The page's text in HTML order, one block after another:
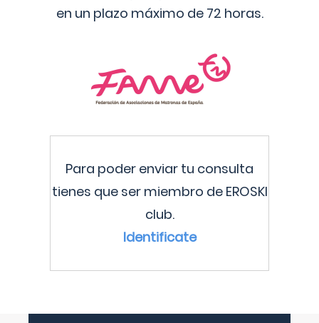
en un plazo máximo de 72 horas.
Para poder enviar tu consulta
tienes que ser miembro de EROSKI
club.
Identificate